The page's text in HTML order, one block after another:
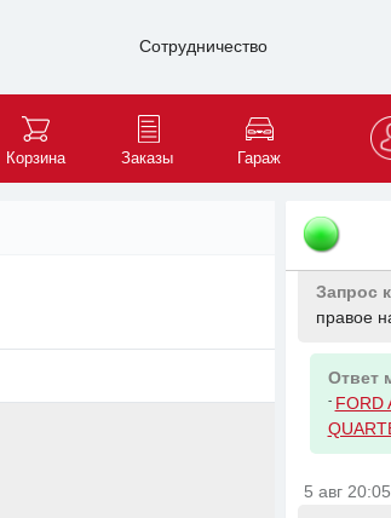
Сотрудничество
Корзина Заказы Гараж
Ответ
5 авг 19:52
Запрос
правое
Ответ
- FORD
5 авг 20:05